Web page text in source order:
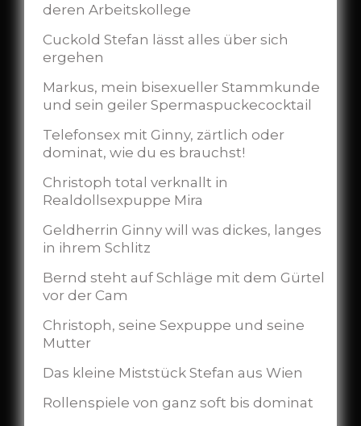
deren Arbeitskollege
Cuckold Stefan lässt alles über sich
ergehen
Markus, mein bisexueller Stammkunde
und sein geiler Spermaspuckecocktail
Telefonsex mit Ginny, zärtlich oder
dominat, wie du es brauchst!
Christoph total verknallt in
Realdollsexpuppe Mira
Geldherrin Ginny will was dickes, langes
in ihrem Schlitz
Bernd steht auf Schläge mit dem Gürtel
vor der Cam
Christoph, seine Sexpuppe und seine
Mutter
Das kleine Miststück Stefan aus Wien
Rollenspiele von ganz soft bis dominat